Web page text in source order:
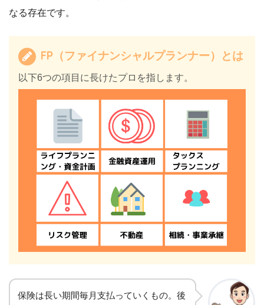
なる存在です。
FP（ファイナンシャルプランナー）とは
以下6つの項目に長けたプロを指します。
保険は長い期間毎月支払っていくもの。後